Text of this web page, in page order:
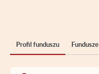
Profil funduszu Fundusze